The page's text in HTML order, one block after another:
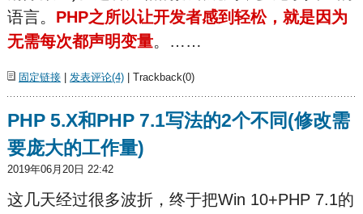
语言。 PHP之所以让开发者感到轻松，就是因为
无需每次都声明变量。……
固定链接| 发表评论(4)| Trackback(0)
PHP 5.X和PHP 7.1写法的2个不同(修改需
要庞大的工作量)
2019年06月20日 22:42
这几天经过很多波折，终于把Win 10+PHP 7.1的